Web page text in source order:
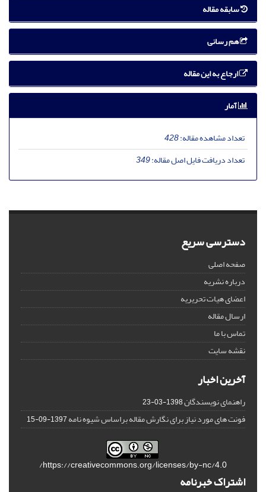
سابقه مقاله
هم رسانی
ارجاع به این مقاله
آمار
تعداد مشاهده مقاله:428
تعداد دریافت فایل اصل مقاله:349
دسترسی سریع
صفحه اصلی
درباره نشریه
اعضای هیات تحریریه
ارسال مقاله
تماس با ما
نقشه سایت
آخرین اخبار
راهنمای نویسندگان1398-03-23
فونت های مورد نیاز برای نگارش مقاله براساس شیوه نامه1397-09-15
https://creativecommons.org/licenses/by-nc/4.0/
اشتراک خبرنامه